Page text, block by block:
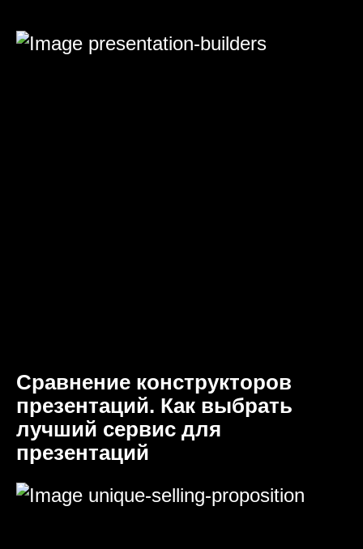
Сравнение конструкторов
презентаций. Как выбрать
лучший сервис для
презентаций